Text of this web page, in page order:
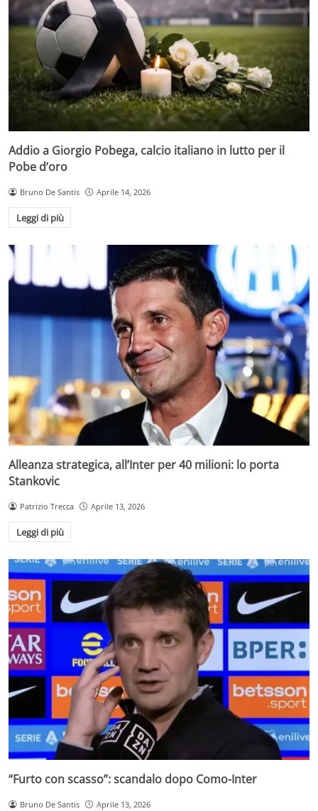
Addio a Giorgio Pobega, calcio italiano in lutto per il
Pobe d’oro
Bruno De Santis Aprile 14, 2026
Leggi di più
Alleanza strategica, all’Inter per 40 milioni: lo porta
Stankovic
Patrizio Trecca Aprile 13, 2026
Leggi di più
“Furto con scasso”: scandalo dopo Como-Inter
Bruno De Santis Aprile 13, 2026